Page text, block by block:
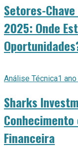
Setores-
2025: Onde
Análise Técnica1
Sharks
Financeira